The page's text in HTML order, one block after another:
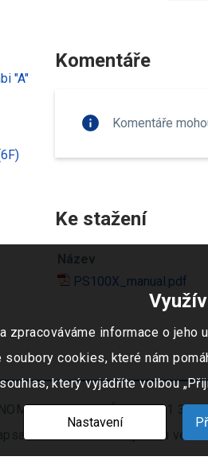
"A"
Komentáře
info Komentáře
Ke stažení
Název
PS100X_manual.pdf
s.r.o., IČO: 253 51
v obchodním rejstříku
zpracováváme informace o
cookies, které nám
který vyjádříte volbou
Nastavení